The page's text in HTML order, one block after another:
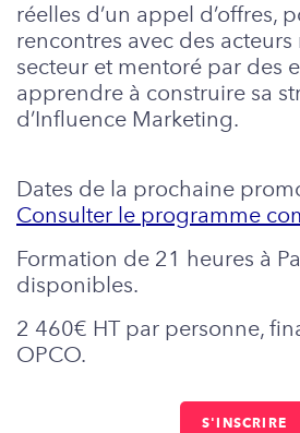
réelles d’un appel d’offres,
rencontres avec des
secteur et mentoré par des
apprendre à construire sa
d’Influence Marketing.
Dates de la prochaine
Consulter le programme
Formation de 21 heures à
disponibles.
2 460€ HT par personne,
OPCO.
S'INSCRIRE